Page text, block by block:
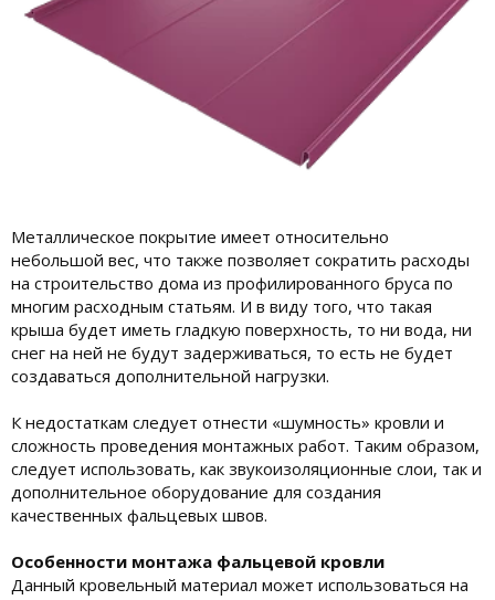
Металлическое покрытие имеет относительно
небольшой вес, что также позволяет сократить расходы
на строительство дома из профилированного бруса по
многим расходным статьям. И в виду того, что такая
крыша будет иметь гладкую поверхность, то ни вода, ни
снег на ней не будут задерживаться, то есть не будет
создаваться дополнительной нагрузки.
К недостаткам следует отнести «шумность» кровли и
сложность проведения монтажных работ. Таким образом,
следует использовать, как звукоизоляционные слои, так и
дополнительное оборудование для создания
качественных фальцевых швов.
Особенности монтажа фальцевой кровли
Данный кровельный материал может использоваться на